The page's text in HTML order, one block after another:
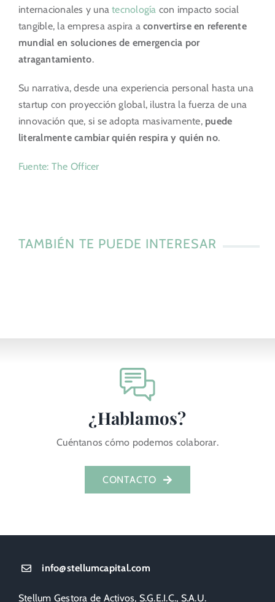
internacionales y unatecnología con impacto social
tangible, la empresa aspira aconvertirse en referente
mundial en soluciones de emergencia por
atragantamiento.
Su narrativa, desde una experiencia personal hasta una
startup con proyección global, ilustra la fuerza de una
innovación que, si se adopta masivamente, puede
literalmente cambiar quién respira y quién no.
Fuente: The Officer
TAMBIÉN TE PUEDE INTERESAR
¿Hablamos?
Cuéntanos cómo podemos colaborar.
CONTACTO
info@stellumcapital.com
Stellum Gestora de Activos, S.G.E.I.C., S.A.U.